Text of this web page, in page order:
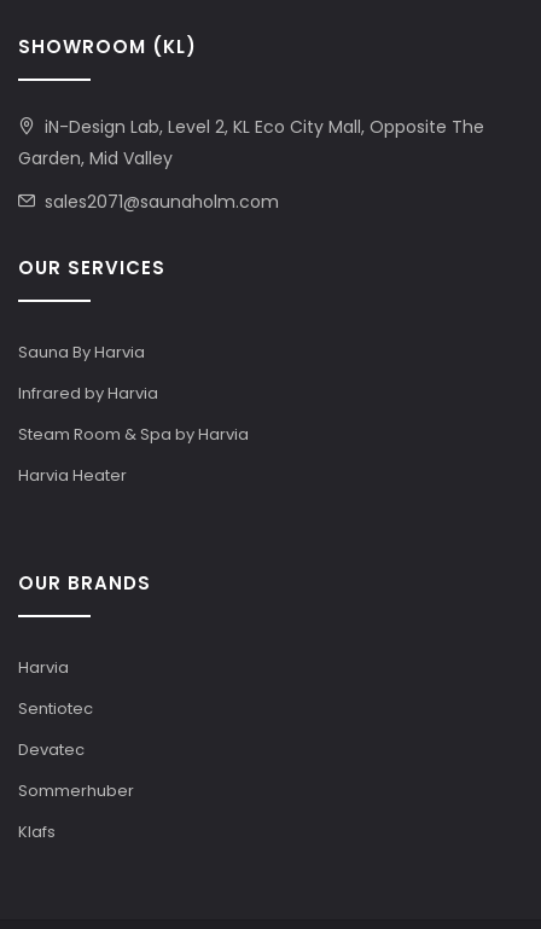
SHOWROOM (KL)
iN-Design Lab, Level 2, KL Eco City Mall, Opposite The
Garden, Mid Valley
sales2071@saunaholm.com
OUR SERVICES
Sauna By Harvia
Infrared by Harvia
Steam Room & Spa by Harvia
Harvia Heater
OUR BRANDS
Harvia
Sentiotec
Devatec
Sommerhuber
Klafs